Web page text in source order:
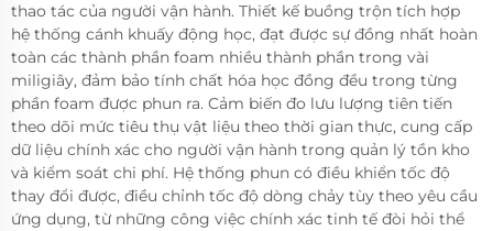
thao tác của người vận hành. Thiết kế buồng trộn tích hợp
hệ thống cánh khuấy động học, đạt được sự đồng nhất hoàn
toàn các thành phần foam nhiều thành phần trong vài
miligiây, đảm bảo tính chất hóa học đồng đều trong từng
phần foam được phun ra. Cảm biến đo lưu lượng tiên tiến
theo dõi mức tiêu thụ vật liệu theo thời gian thực, cung cấp
dữ liệu chính xác cho người vận hành trong quản lý tồn kho
và kiểm soát chi phí. Hệ thống phun có điều khiển tốc độ
thay đổi được, điều chỉnh tốc độ dòng chảy tùy theo yêu cầu
ứng dụng, từ những công việc chính xác tinh tế đòi hỏi thể